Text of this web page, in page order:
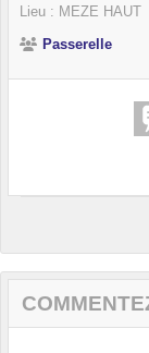
Lieu : MEZE HAUT
Passerelle